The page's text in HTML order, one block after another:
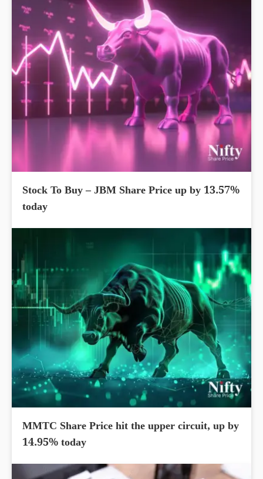
Stock To Buy – JBM Share Price up by 13.57%
today
MMTC Share Price hit the upper circuit, up by
14.95% today